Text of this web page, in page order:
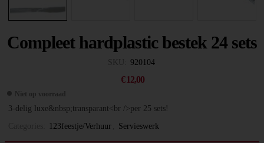
Compleet hardplastic bestek 24 sets
SKU: 920104
€12,00
Niet op voorraad
3-delig luxe&nbsp;transparant<br />per 25 sets!
123feestje/Verhuur Servieswerk